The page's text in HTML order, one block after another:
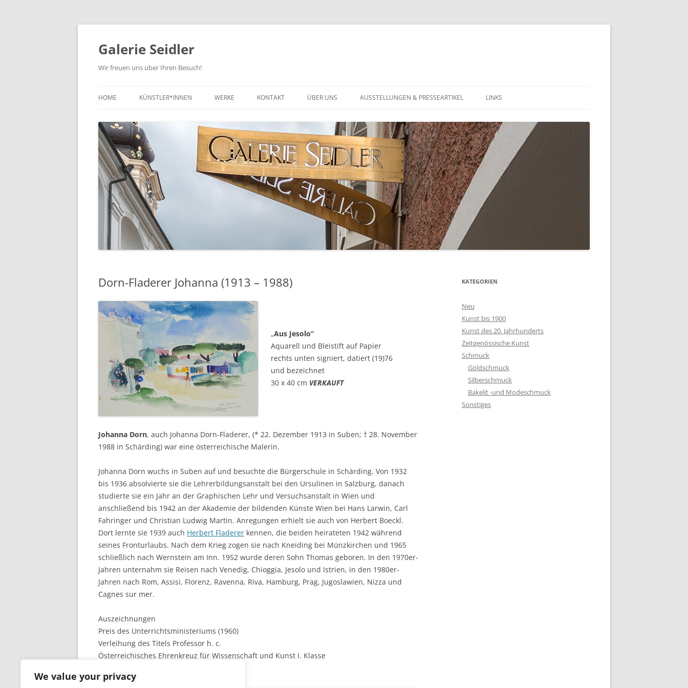
We value your privacy
Zum
springen
Galerie Seidler
Wir freuen uns über Ihren Besuch!
HOME KÜNSTLER*INNEN WERKE
KUNST BIS 1900
KUNST DES 20. JAHRHUNDERTS
ZEITGENÖSSISCHE KUNST
GOLDSCHMUCK
SILBERSCHMUCK
BAKELIT -UND MODESCHMUCK
KONTAKT ÜBER UNS AUSSTELLUNGEN & PRESSEARTIKEL LINKS
Dorn-Fladerer Johanna (1913 – 1988)
„Aus Jesolo“
Aquarell und Bleistift auf Papier
rechts unten signiert, datiert (19)76
und bezeichnet
30 x 40 cm VERKAUFT
Johanna Dorn, auch Johanna Dorn-Fladerer, (* 22. Dezember 1913 in Suben; † 28. November
1988 in Schärding) war eine österreichische Malerin.
Johanna Dorn wuchs in Suben auf und besuchte die Bürgerschule in Schärding. Von 1932
bis 1936 absolvierte sie die Lehrerbildungsanstalt bei den Ursulinen in Salzburg, danach
studierte sie ein Jahr an der Graphischen Lehr und Versuchsanstalt in Wien und
anschließend bis 1942 an der Akademie der bildenden Künste Wien bei Hans Larwin, Carl
Fahringer und Christian Ludwig Martin. Anregungen erhielt sie auch von Herbert Boeckl.
Dort lernte sie 1939 auch Herbert Fladerer kennen, die beiden heirateten 1942 während
seines Fronturlaubs. Nach dem Krieg zogen sie nach Kneiding bei Münzkirchen und 1965
schließlich nach Wernstein am Inn. 1952 wurde deren Sohn Thomas geboren. In den 1970er-
Jahren unternahm sie Reisen nach Venedig, Chioggia, Jesolo und Istrien, in den 1980er-
Jahren nach Rom, Assisi, Florenz, Ravenna, Riva, Hamburg, Prag, Jugoslawien, Nizza und
Cagnes sur mer.
Auszeichnungen
Preis des Unterrichtsministeriums (1960)
Verleihung des Titels Professor h. c.
Österreichisches Ehrenkreuz für Wissenschaft und Kunst I. Klasse
KATEGORIEN
Neu
Kunst bis 1900
Kunst des 20. Jahrhunderts
Zeitgenössische Kunst
Schmuck
Goldschmuck
Silberschmuck
Bakelit -und Modeschmuck
Sonstiges